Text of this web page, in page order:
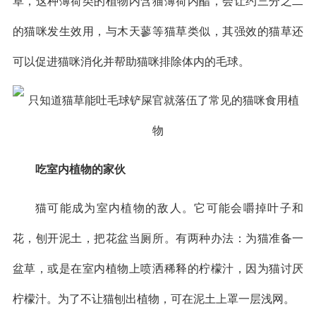
的猫咪发生效用，与木天蓼等猫草类似，其强效的猫草还
可以促进猫咪消化并帮助猫咪排除体内的毛球。
吃室内植物的家伙
猫可能成为室内植物的敌人。它可能会嚼掉叶子和
花，刨开泥土，把花盆当厕所。有两种办法：为猫准备一
盆草，或是在室内植物上喷洒稀释的柠檬汁，因为猫讨厌
柠檬汁。为了不让猫刨出植物，可在泥土上罩一层浅网。